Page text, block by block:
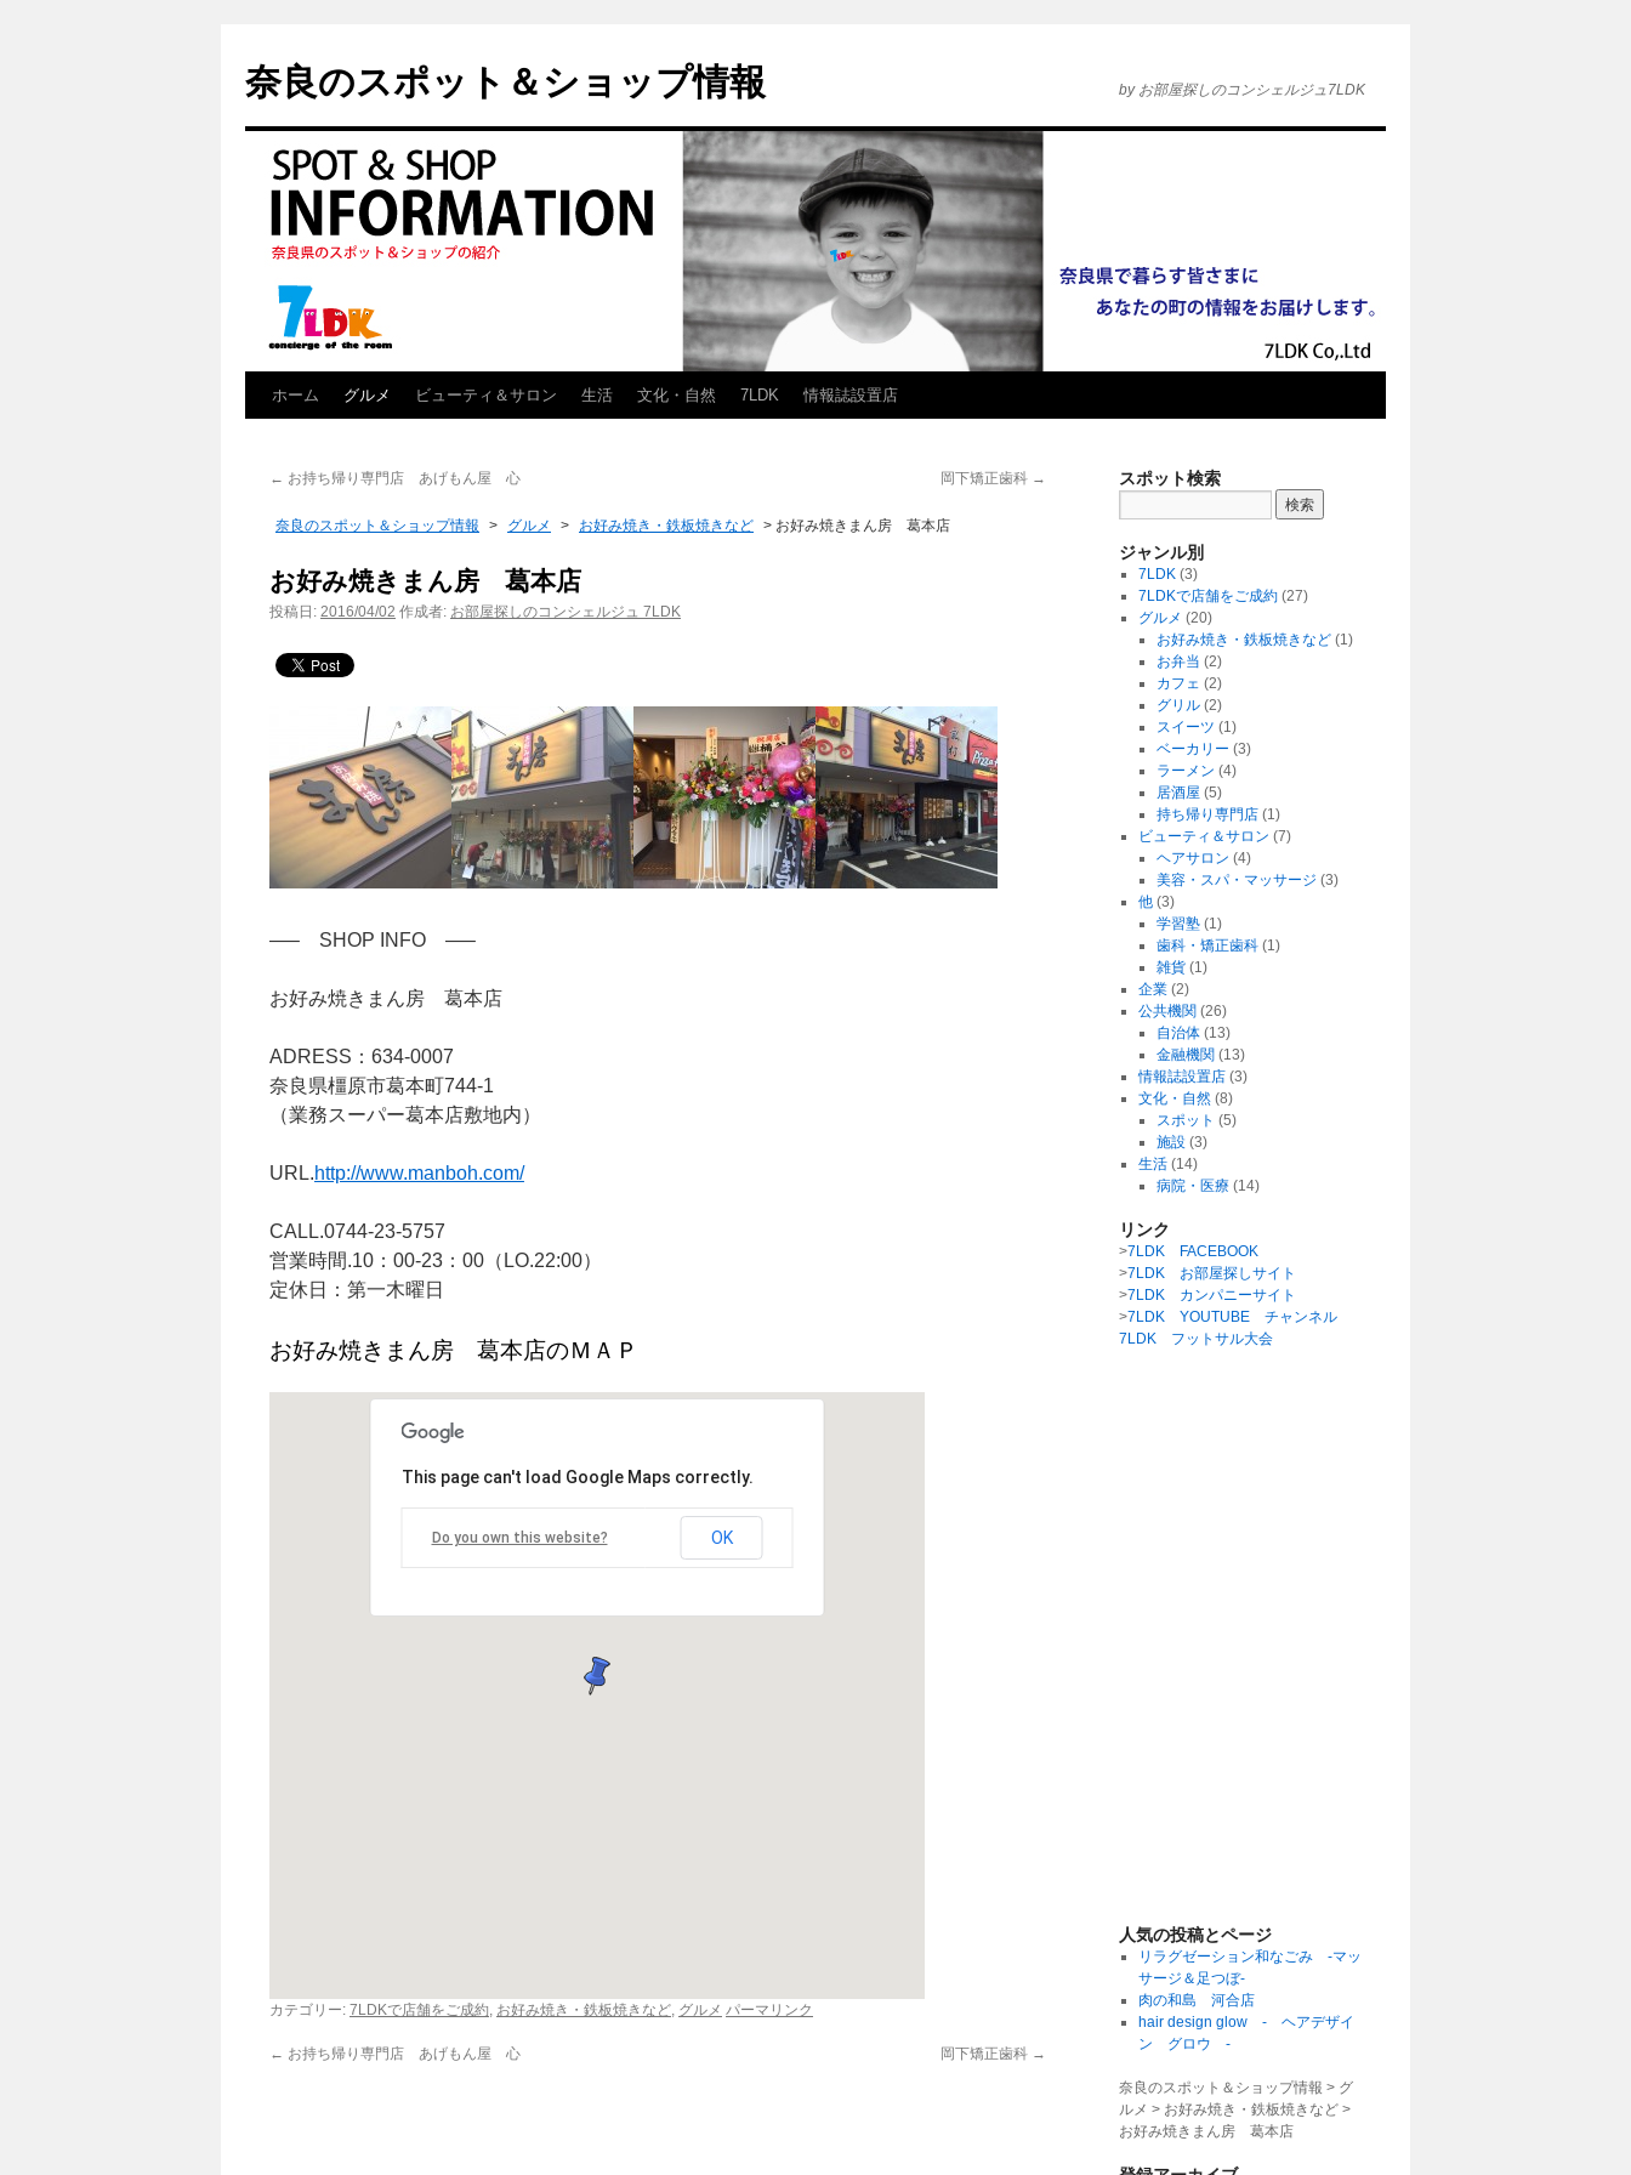
奈良のスポット＆ショップ情報 by お部屋探しのコンシェルジュ7LDK
ホーム グルメ ビューティ＆サロン 生活 文化・自然 7LDK 情報誌設置店
← お持ち帰り専門店 あげもん屋 心 岡下矯正歯科 →
奈良のスポット＆ショップ情報 > グルメ > お好み焼き・鉄板焼きなど > お好み焼きまん房 葛本店
お好み焼きまん房 葛本店
投稿日: 2016/04/02 作成者: お部屋探しのコンシェルジュ 7LDK
—– SHOP INFO —–
お好み焼きまん房 葛本店
ADRESS：634-0007
奈良県橿原市葛本町744-1
（業務スーパー葛本店敷地内）
URL.http://www.manboh.com/
CALL.0744-23-5757
営業時間.10：00-23：00（LO.22:00）
定休日：第一木曜日
お好み焼きまん房 葛本店のＭＡＰ
This page can't load Google Maps correctly.
Do you own this website? OK
カテゴリー: 7LDKで店舗をご成約, お好み焼き・鉄板焼きなど, グルメ パーマリンク
← お持ち帰り専門店 あげもん屋 心 岡下矯正歯科 →
スポット検索
ジャンル別
7LDK(3)
7LDKで店舗をご成約(27)
グルメ (20)
お好み焼き・鉄板焼きなど (1)
お弁当 (2)
カフェ (2)
グリル (2)
スイーツ (1)
ベーカリー (3)
ラーメン (4)
居酒屋 (5)
持ち帰り専門店 (1)
ビューティ＆サロン (7)
ヘアサロン (4)
美容・スパ・マッサージ (3)
他(3)
学習塾 (1)
歯科・矯正歯科 (1)
雑貨 (1)
企業(2)
公共機関 (26)
自治体 (13)
金融機関 (13)
情報誌設置店(3)
文化・自然(8)
スポット (5)
施設 (3)
生活(14)
病院・医療 (14)
リンク
>7LDK FACEBOOK
>7LDK お部屋探しサイト
>7LDK カンパニーサイト
>7LDK YOUTUBE チャンネル
7LDK フットサル大会
人気の投稿とページ
リラグゼーション和なごみ -マッ
サージ＆足つぼ-
肉の和島 河合店
hair design glow - ヘアデザイ
ン グロウ -
奈良のスポット＆ショップ情報 > グ
ルメ > お好み焼き・鉄板焼きなど >
お好み焼きまん房 葛本店